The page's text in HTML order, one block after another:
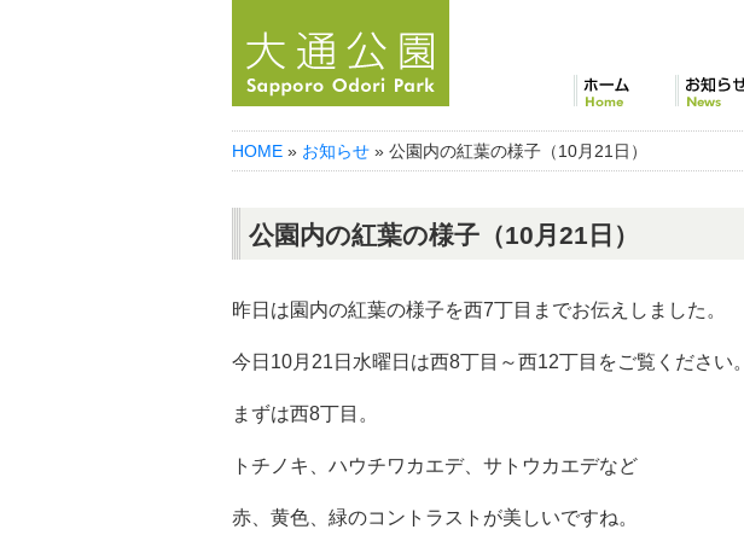
HOME » お知らせ » 公園内の紅葉の様子（10月21日）
公園内の紅葉の様子（10月21日）
昨日は園内の紅葉の様子を西7丁目までお伝えしました。
今日10月21日水曜日は西8丁目～西12丁目をご覧ください。
まずは西8丁目。
トチノキ、ハウチワカエデ、サトウカエデなど
赤、黄色、緑のコントラストが美しいですね。